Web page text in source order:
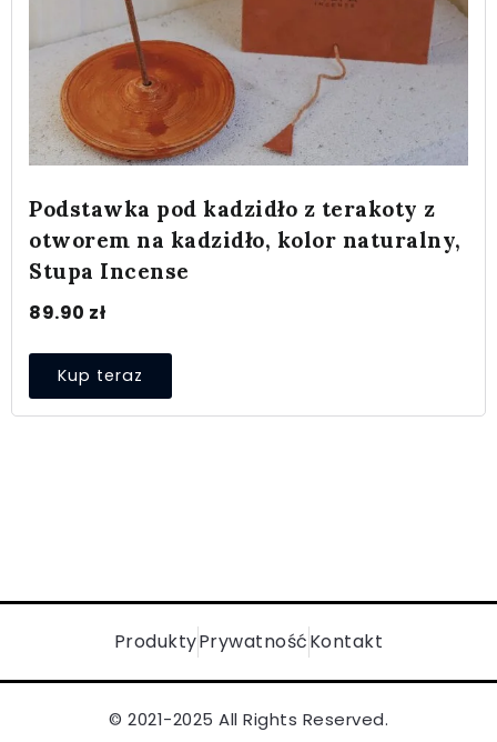
Podstawka pod kadzidło z terakoty z
otworem na kadzidło, kolor naturalny,
Stupa Incense
89.90 zł
Kup teraz
ProduktyPrywatnośćKontakt
© 2021-2025 All Rights Reserved.